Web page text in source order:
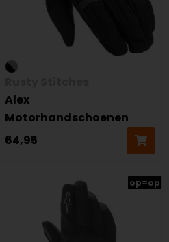
Alex
Motorhandschoenen
64,95
op=op